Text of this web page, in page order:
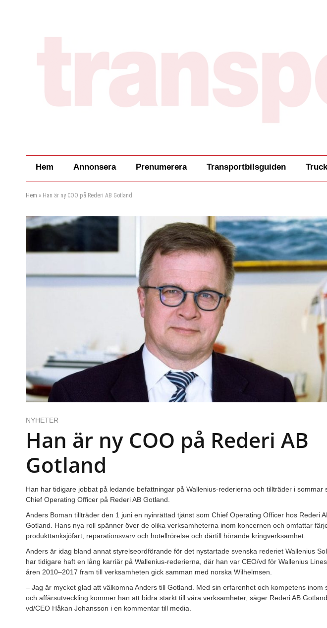
Hem Annonsera Prenumerera Transportbilsguiden
Hem » Han är ny COO på Rederi AB Gotland
NYHETER
Han är ny COO på Rederi AB
Gotland
Han har tidigare jobbat på ledande befattningar på Wallenius-rederierna och tillträder i sommar
Chief Operating Officer på Rederi AB Gotland.
Anders Boman tillträder den 1 juni en nyinrättad tjänst som Chief Operating Officer hos Rederi
Gotland. Hans nya roll spänner över de olika verksamheterna inom koncernen och omfattar
produkttanksjöfart, reparationsvarv och hotellrörelse och därtill hörande kringverksamhet.
Anders är idag bland annat styrelseordförande för det nystartade svenska rederiet Wallenius
har tidigare haft en lång karriär på Wallenius-rederierna, där han var CEO/vd för Wallenius
åren 2010–2017 fram till verksamheten gick samman med norska Wilhelmsen.
– Jag är mycket glad att välkomna Anders till Gotland. Med sin erfarenhet och kompetens inom
och affärsutveckling kommer han att bidra starkt till våra verksamheter, säger Rederi AB
vd/CEO Håkan Johansson i en kommentar till media.